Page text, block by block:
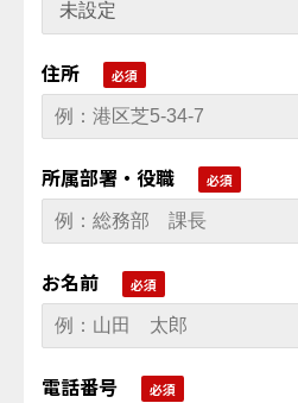
住所
所属部署・役職
お名前
電話番号